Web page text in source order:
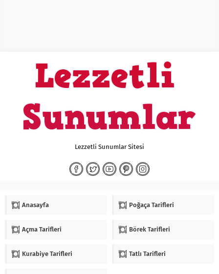
Lezzetli Sunumlar Sitesi
Anasayfa Poğaça Tarifleri
Açma Tarifleri Börek Tarifleri
Kurabiye Tarifleri Tatlı Tarifleri